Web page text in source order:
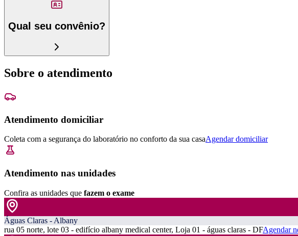
Qual seu convênio?
Sobre o atendimento
Atendimento domiciliar
Coleta com a segurança do laboratório no conforto da sua casaAgendar domiciliar
Atendimento nas unidades
Confira as unidades que fazem o exame
Águas Claras - Albany
rua 05 norte, lote 03 - edifício albany medical center, Loja 01 - águas claras - DFAgendar